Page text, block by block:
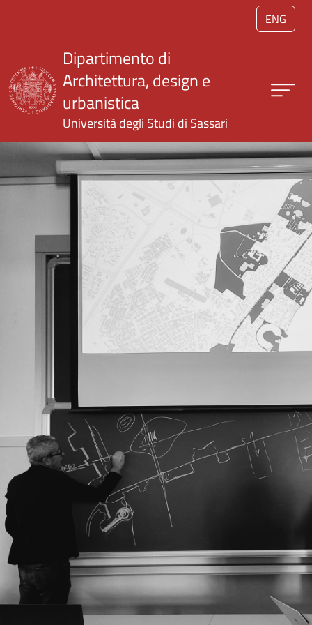
Salta al contenuto principale
ENG
Dipartimento di
Architettura, design e
urbanistica
Università degli Studi di Sassari